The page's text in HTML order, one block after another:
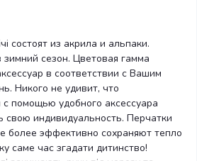
состоят из акрила и альпаки.
сезон. Цветовая гамма
в соответствии с Вашим
Никого не удивит, что
помощью удобного аксессуара
свою индивидуальность. Перчатки
более эффективно сохраняют тепло
саме час згадати дитинство!